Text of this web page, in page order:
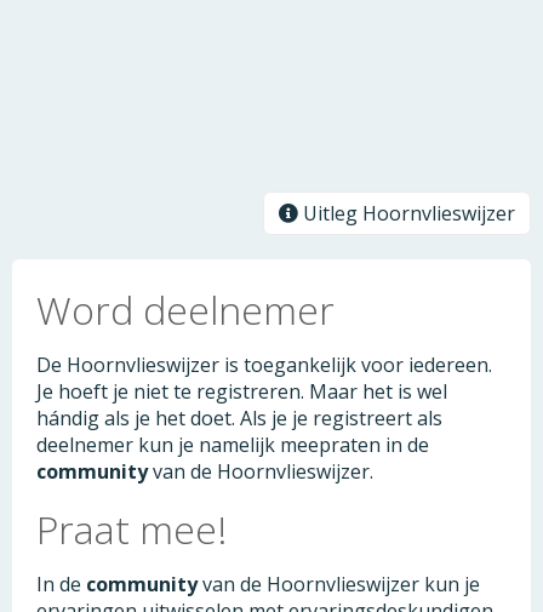
Uitleg Hoornvlieswijzer
Word deelnemer
De Hoornvlieswijzer is toegankelijk voor iedereen.
Je hoeft je niet te registreren. Maar het is wel
hándig als je het doet. Als je je registreert als
deelnemer kun je namelijk meepraten in de
communityvan de Hoornvlieswijzer.
Praat mee!
In de communityvan de Hoornvlieswijzer kun je